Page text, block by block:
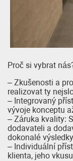
Proč si vybrat
– Zkušenosti a
realizovat ty
– Integrovaný
vývoje konceptu
– Záruka kvality:
dodavateli a
dokonalé
– Individuální
klienta, jeho